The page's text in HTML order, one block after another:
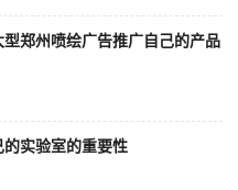
郑州喷绘广告推广自己的产品
的实验室的重要性